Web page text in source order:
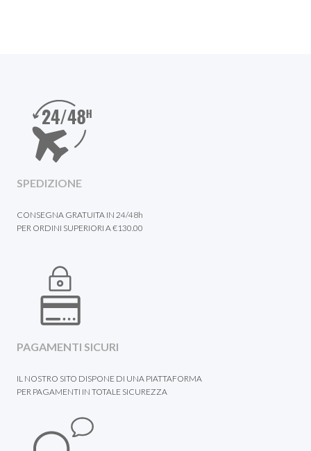
SPEDIZIONE
CONSEGNA GRATUITA IN 24/48h
PER ORDINI SUPERIORI A €130.00
PAGAMENTI SICURI
IL NOSTRO SITO DISPONE DI UNA PIATTAFORMA
PER PAGAMENTI IN TOTALE SICUREZZA